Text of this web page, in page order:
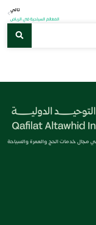
تالي
المعالم السياحية في الرياض
خدمات الحج والعمرة والسياحة